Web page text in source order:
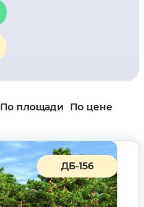
По площади По цене
ДБ-156